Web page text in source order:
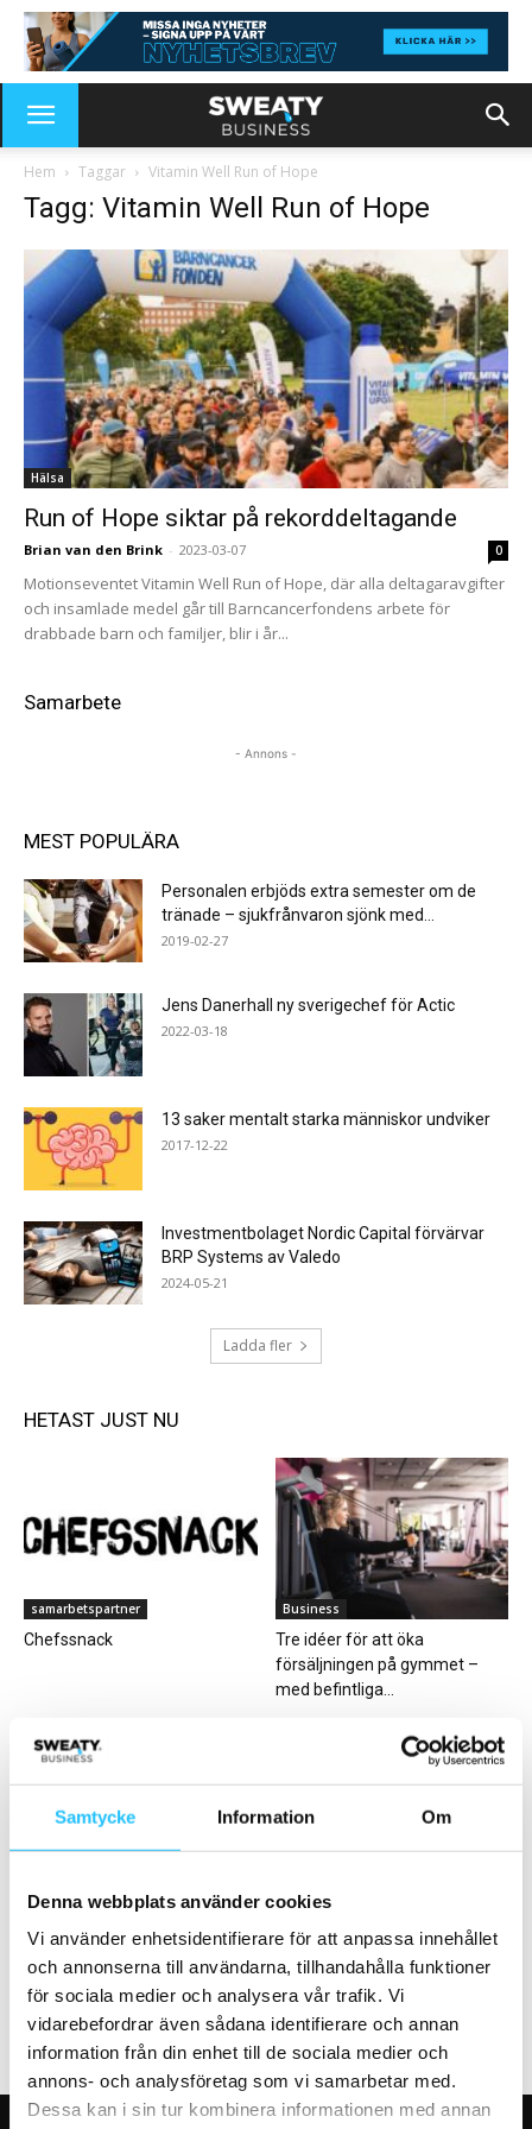
Samtycke Information Om
Denna webbplats använder cookies
Vi använder enhetsidentifierare för att anpassa innehållet
och annonserna till användarna, tillhandahålla funktioner
för sociala medier och analysera vår trafik. Vi
vidarebefordrar även sådana identifierare och annan
information från din enhet till de sociala medier och
annons- och analysföretag som vi samarbetar med.
Dessa kan i sin tur kombinera informationen med annan
Hem Taggar Vitamin Well Run of Hope
Tagg: Vitamin Well Run of Hope
Hälsa
Run of Hope siktar på rekorddeltagande
Brian van den Brink - 2023-03-07 0
Motionseventet Vitamin Well Run of Hope, där alla deltagaravgifter
och insamlade medel går till Barncancerfondens arbete för
drabbade barn och familjer, blir i år...
Samarbete
- Annons -
MEST POPULÄRA
Personalen erbjöds extra semester om de
tränade – sjukfrånvaron sjönk med...
2019-02-27
Jens Danerhall ny sverigechef för Actic
2022-03-18
13 saker mentalt starka människor undviker
2017-12-22
Investmentbolaget Nordic Capital förvärvar
BRP Systems av Valedo
2024-05-21
Ladda fler
HETAST JUST NU
samarbetspartner
Chefssnack
Business
Tre idéer för att öka
försäljningen på gymmet –
med befintliga...
​Fitness24Seven rekryterar
fördomsfritt tillsammans med
TNG
OAK Performance: ny
multiarena för träning, hälsa
och prestation – med...